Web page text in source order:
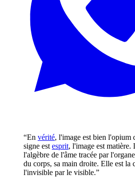
“En vérité, l'image est bien l'opium
signe est esprit, l'image est matière.
l'algèbre de l'âme tracée par
du corps, sa main droite. Elle est la
l'invisible par le visible.”